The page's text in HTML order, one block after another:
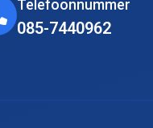
Telefoonnummer
085-7440962